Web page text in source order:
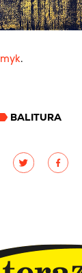
тук.
BALITURA